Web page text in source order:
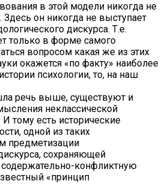
в этой модели никогда не
Здесь он никогда не выступает
дискурса. Т.е.
только в форме самого
вопросом какая же из этих
окажется «по факту» наиболее
психологии, то, на наш
речь выше, существуют и
неклассической
тому есть исторические
одной из таких
предметизации
сохраняющей
конфликтную
«принцип